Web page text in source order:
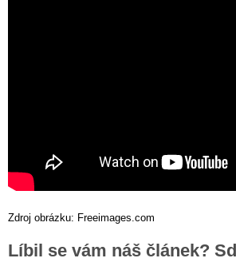
Zdroj obrázku: Freeimages.com
Líbil se vám náš článek?